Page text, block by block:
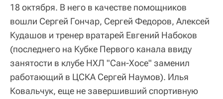
18 октября. В него в качестве помощников
вошли Сергей Гончар, Сергей Федоров, Алексей
Кудашов и тренер вратарей Евгений Набоков
(последнего на Кубке Первого канала ввиду
занятости в клубе НХЛ "Сан-Хосе" заменил
работающий в ЦСКА Сергей Наумов). Илья
Ковальчук, еще не завершивший спортивную